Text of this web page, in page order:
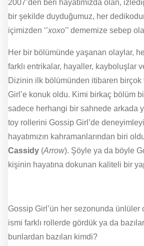
2007’den beri hayatımızda olan,
bir şekilde duyduğumuz, her
içimizden ‘’xoxo’’ dememize sebep
Her bir bölümünde yaşanan olaylar,
farklı entrikalar, hayaller, kayboluşlar
Dizinin ilk bölümünden itibaren birçok
Girl’e konuk oldu. Kimi birkaç bölüm
sadece herhangi bir sahnede arkada
toy rollerini Gossip Girl’de
hayatımızın kahramanlarından biri
Cassidy (Arrow). Şöyle ya da böyle
kişinin hayatına dokunan kaliteli bir
Gossip Girl’ün her sezonunda ünlüler
ismi farklı rollerde gördük ya da
bunlardan bazıları kimdi?